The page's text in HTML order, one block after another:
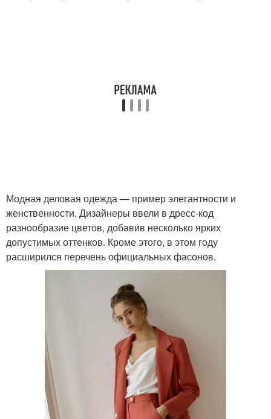
Модная деловая одежда — пример элегантности и
женственности. Дизайнеры ввели в дресс-код
разнообразие цветов, добавив несколько ярких
допустимых оттенков. Кроме этого, в этом году
расширился перечень официальных фасонов.